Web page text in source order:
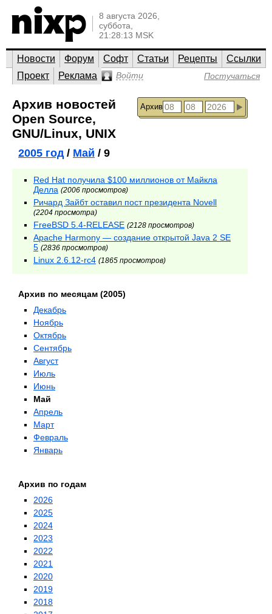
8 августа 2026,
суббота,
21:28:13 MSK
Новости Форум Софт Статьи Рецепты
Ссылки
Проект
Реклама Войти Постучаться
Архив
Архив новостей
Open Source,
GNU/Linux, UNIX
2005 год/ Май / 9
Red Hat получила $100 миллионов от Майкла
Делла (2006 просмотров)
Ричард Зайбт оставил пост президента Novell
(2204 просмотра)
FreeBSD 5.4-RELEASE (2128 просмотров)
Apache Harmony — создание открытой Java 2 SE
5 (2836 просмотров)
Linux 2.6.12-rc4 (1865 просмотров)
Архив по месяцам (2005)
Декабрь
Ноябрь
Октябрь
Сентябрь
Август
Июль
Июнь
Май
Апрель
Март
Февраль
Январь
Архив по годам
2026
2025
2024
2023
2022
2021
2020
2019
2018